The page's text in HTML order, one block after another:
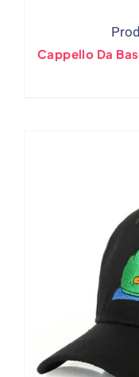
Cappello Da